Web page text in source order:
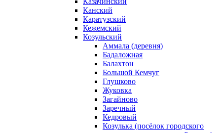
Канский
Каратузский
Кежемский
Козульский
Аммала (деревня)
Бадаложная
Балахтон
Большой Кемчуг
Глушково
Жуковка
Загайново
Заречный
Кедровый
Козулька (посёлок городского